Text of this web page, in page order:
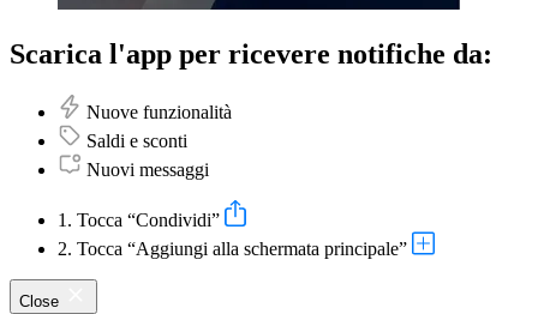
Scarica l'app per ricevere notifiche da:
Nuove funzionalità
Saldi e sconti
Nuovi messaggi
1. Tocca “Condividi”
2. Tocca “Aggiungi alla schermata principale”
Close